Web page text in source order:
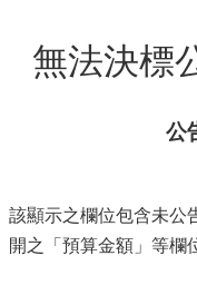
無法決標
公
該顯示之欄位包含未公
開之「預算金額」等欄